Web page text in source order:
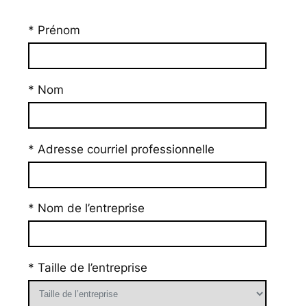
* Prénom
* Nom
* Adresse courriel professionnelle
* Nom de l’entreprise
* Taille de l’entreprise